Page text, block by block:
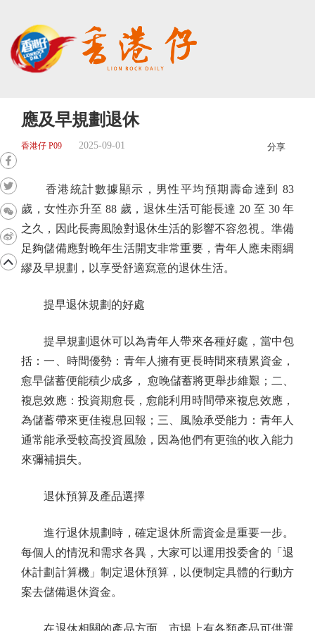
應及早規劃退休
香港仔 P09 2025-09-01 分享
香港統計數據顯示，男性平均預期壽命達到 83
歲，女性亦升至 88 歲，退休生活可能長達 20 至 30 年
之久，因此長壽風險對退休生活的影響不容忽視。準備
足夠儲備應對晚年生活開支非常重要，青年人應未雨綢
繆及早規劃，以享受舒適寫意的退休生活。
提早退休規劃的好處
提早規劃退休可以為青年人帶來各種好處，當中包
括：一、時間優勢：青年人擁有更長時間來積累資金，
愈早儲蓄便能積少成多， 愈晚儲蓄將更舉步維艱；二、
複息效應：投資期愈長，愈能利用時間帶來複息效應，
為儲蓄帶來更佳複息回報；三、風險承受能力：青年人
通常能承受較高投資風險，因為他們有更強的收入能力
來彌補損失。
退休預算及產品選擇
進行退休規劃時，確定退休所需資金是重要一步。
每個人的情況和需求各異，大家可以運用投委會的「退
休計劃計算機」制定退休預算，以便制定具體的行動方
案去儲備退休資金。
在退休相關的產品方面，市場上有各類產品可供選